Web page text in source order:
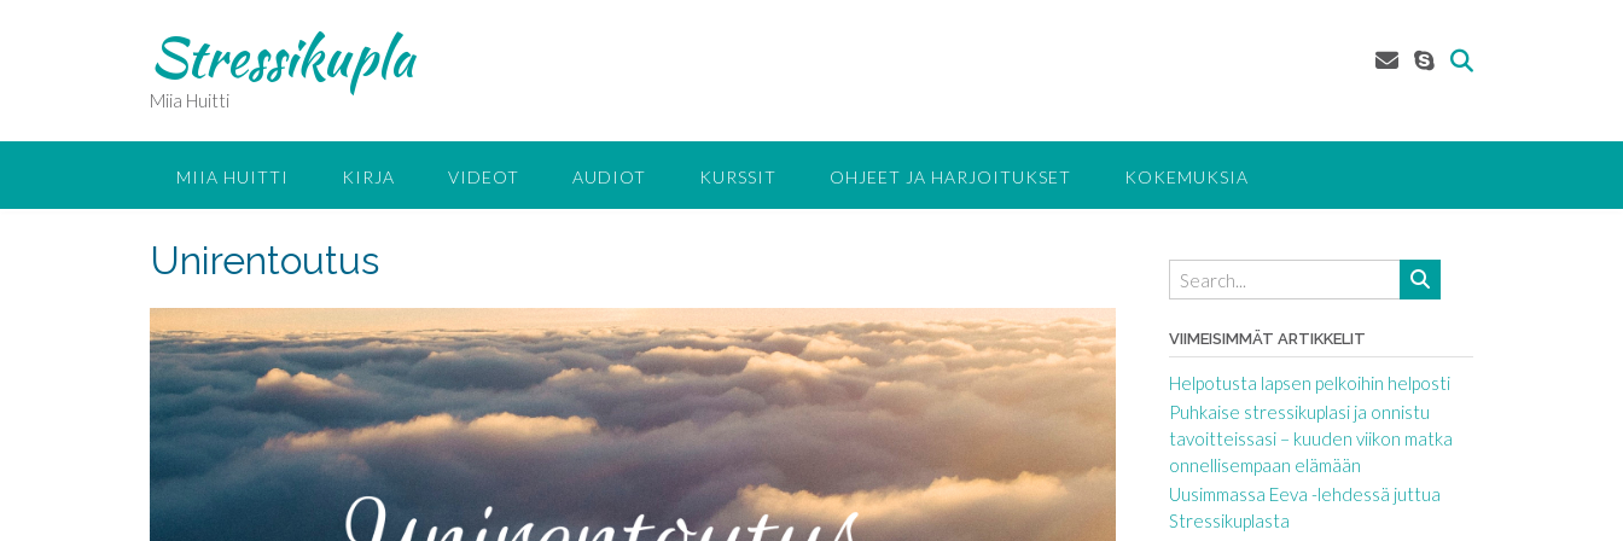
Stressikupla
Miia Huitti
MIIA HUITTI KIRJA VIDEOT AUDIOT KURSSIT OHJEET JA HARJOITUKSET KOKEMUKSIA
Unirentoutus
VIIMEISIMMÄT ARTIKKELIT
Helpotusta lapsen pelkoihin helposti
Puhkaise stressikuplasi ja onnistu
tavoitteissasi – kuuden viikon matka
onnellisempaan elämään
Uusimmassa Eeva -lehdessä juttua
Stressikuplasta